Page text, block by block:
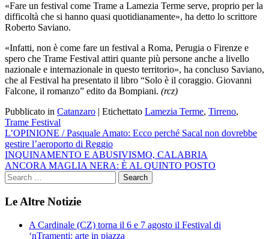
«Fare un festival come Trame a Lamezia Terme serve, proprio per la
difficoltà che si hanno quasi quotidianamente», ha detto lo scrittore
Roberto Saviano.
«Infatti, non è come fare un festival a Roma, Perugia o Firenze e
spero che Trame Festival attiri quante più persone anche a livello
nazionale e internazionale in questo territorio», ha concluso Saviano,
che al Festival ha presentato il libro “Solo è il coraggio. Giovanni
Falcone, il romanzo” edito da Bompiani. (rcz)
Pubblicato in Catanzaro | Etichettato Lamezia Terme, Tirreno,
Trame Festival
Navigazione
articoli
L’OPINIONE / Pasquale Amato: Ecco perché Sacal non dovrebbe
gestire l’aeroporto di Reggio
INQUINAMENTO E ABUSIVISMO, CALABRIA
ANCORA MAGLIA NERA: È AL QUINTO POSTO
Le Altre Notizie
A Cardinale (CZ) torna il 6 e 7 agosto il Festival di
‘nTramenti: arte in piazza